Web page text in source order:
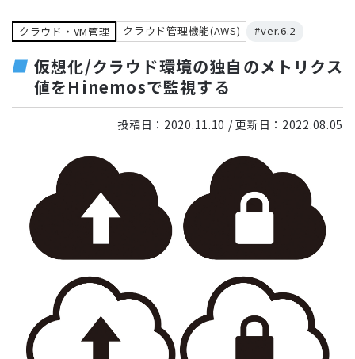
クラウド・VM管理 クラウド管理機能(AWS) #ver.6.2
仮想化/クラウド環境の独自のメトリクス
値をHinemosで監視する
投稿日： 2020.11.10 / 更新日： 2022.08.05